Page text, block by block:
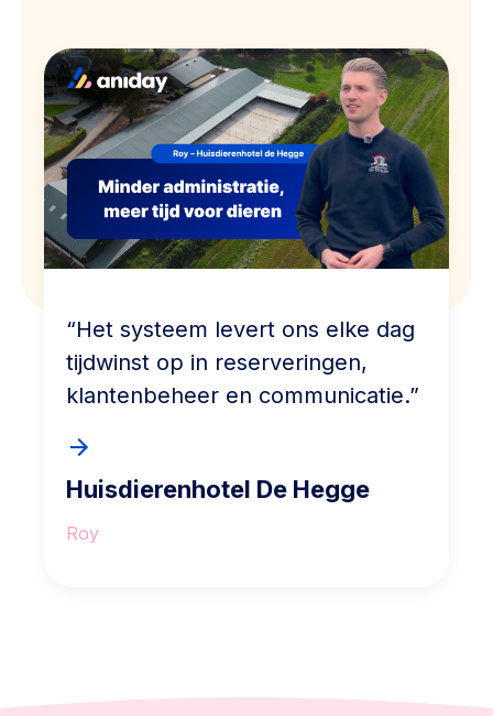
“Het systeem levert ons elke dag
tijdwinst op in reserveringen,
klantenbeheer en communicatie.”
Huisdierenhotel De Hegge
Roy